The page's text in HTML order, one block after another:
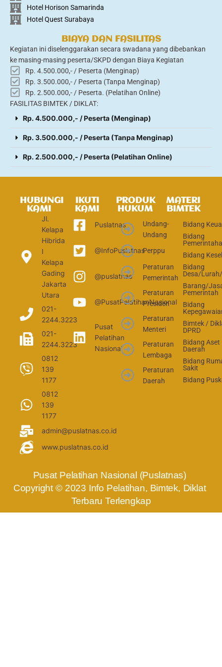
Hotel Horison Samarinda
Hotel Quest Surabaya
BIAYA DAN FASILITAS
Kegiatan ini diselenggarakan secara swadana yang dibebankan
ke masing-masing peserta/SKPD dengan Biaya Kegiatan
Rp. 4.500.000,- / Peserta (Menginap)
Rp. 3.500.000,- / Peserta (Tanpa Menginap)
Rp. 2.500.000,- / Peserta. (Pelatihan Online)
FASILITAS BIMTEK / DIKLAT:
Rp. 4.500.000,- / Peserta (Menginap)
Rp. 3.500.000,- / Peserta (Tanpa Menginap)
Rp. 2.500.000,- / Peserta (Pelatihan Online)
HUBUNGI
KAMI
Jl.
Kelapa
Hibrida
I
Kelapa
Gading
Jakarta
Utara
021-
2244.3223
021-
2244.3223
0812
139
1177
0812
139
1177
admin@puslatnas.co.id
www.puslatnas.co.id
IKUTI
KAMI
Puslatnas
@InfoPuslatnas
@puslatnas
@PusatPelatihanNasional
Pusat
Pelatihan
Nasional
PRODUK
HUKUM
Undang-
Undang
Perppu
Peraturan
Pemerintah
Peraturan
Presiden
Peraturan
Menteri
Peraturan
Lembaga
Peraturan
Daerah
MATERI
BIMTEK
Bidang
Bidang
Bidang
Bidang
Desa/
Barang/
Pemerintah
Bidang
Bimtek /
DPRD
Bidang Aset
Daerah
Bidang
Sakit
Bidang
Pusat Pelatihan Nasional (Puslatnas)
Copyright © 2023 Info Pelatihan, Bimtek, Diklat
Terbaru Terlengkap